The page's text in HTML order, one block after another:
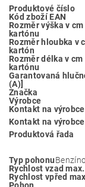
Produktové číslo
Kód zboží EAN
Rozměr výška v cm
kartónu
Rozměr hloubka v
kartón
Rozměr délka v cm
kartónu
Garantovaná
(A)]
Značka
Výrobce
Kontakt na výrobce
Kontakt na výrobce
Produktová řada
Typ pohonu
Rychlost vzad
Rychlost vpřed